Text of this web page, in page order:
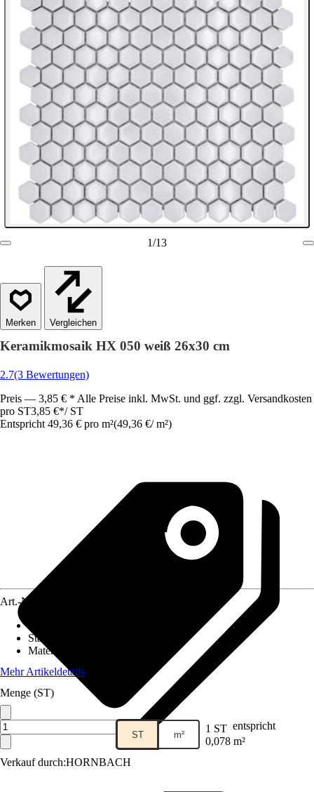
1/13
Vergleichen
Keramikmosaik HX 050 weiß 26x30 cm
2.7(3 Bewertungen)
Preis — 3,85 € * Alle Preise inkl. MwSt. und ggf. zzgl. Versandkosten
pro ST3,85 €*/ ST
Entspricht 49,36 € pro m²(49,36 €/ m²)
Verkauf durch:HORNBACH
Art.-Nr.
Stärke
Material
Mehr Artikeldetails
Menge (ST)
ST m² 1 ST entspricht
0,078 m²